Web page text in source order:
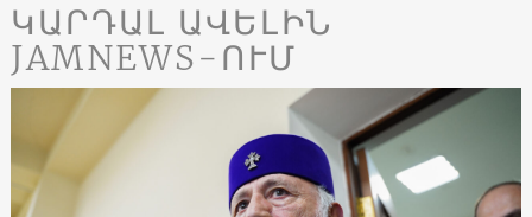
ԿԱՐԴԱԼ ԱՎԵԼԻՆ
JAMNEWS-ՈՒՄ